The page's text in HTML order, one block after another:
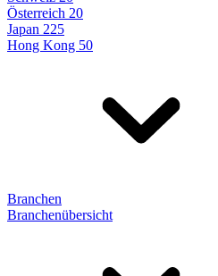
Österreich 20
Japan 225
Hong Kong 50
Branchen
Branchenübersicht